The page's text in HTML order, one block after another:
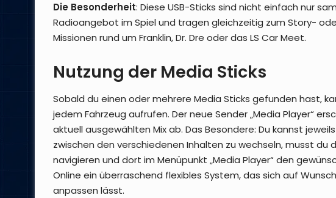
Die Besonderheit: Diese USB-Sticks sind nicht einfach nur
Radioangebot im Spiel und tragen gleichzeitig zum Story-
Missionen rund um Franklin, Dr. Dre oder das LS Car Meet.
Nutzung der Media Sticks
Sobald du einen oder mehrere Media Sticks gefunden hast,
jedem Fahrzeug aufrufen. Der neue Sender „Media Player“
aktuell ausgewählten Mix ab. Das Besondere: Du kannst
zwischen den verschiedenen Inhalten zu wechseln, musst
navigieren und dort im Menüpunkt „Media Player“ den
Online ein überraschend flexibles System, das sich auf
anpassen lässt.